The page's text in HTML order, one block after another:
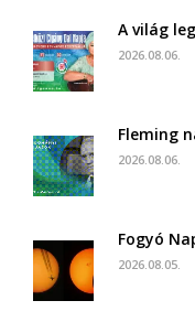
A világ
2026.08.06.
Fleming
2026.08.06.
Fogyó
2026.08.05.